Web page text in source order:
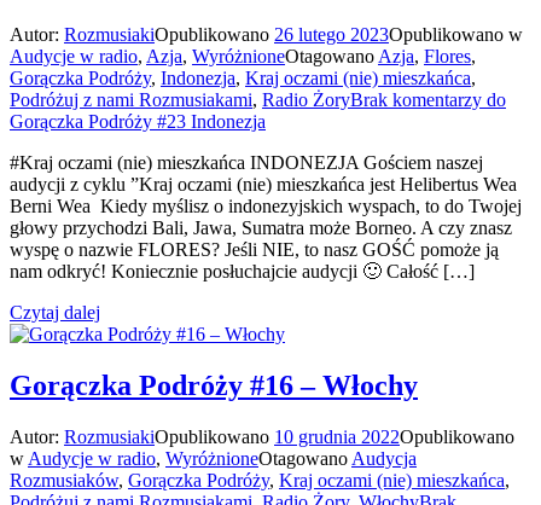
Autor: RozmusiakiOpublikowano 26 lutego 2023Opublikowano w
Audycje w radio, Azja, WyróżnioneOtagowano Azja, Flores,
Gorączka Podróży, Indonezja, Kraj oczami (nie) mieszkańca,
Podróżuj z nami Rozmusiakami, Radio ŻoryBrak komentarzy do
Gorączka Podróży #23 Indonezja
#Kraj oczami (nie) mieszkańca INDONEZJA Gościem naszej
audycji z cyklu ”Kraj oczami (nie) mieszkańca jest Helibertus Wea
Berni Wea Kiedy myślisz o indonezyjskich wyspach, to do Twojej
głowy przychodzi Bali, Jawa, Sumatra może Borneo. A czy znasz
wyspę o nazwie FLORES? Jeśli NIE, to nasz GOŚĆ pomoże ją
nam odkryć! Koniecznie posłuchajcie audycji 🙂 Całość […]
Czytaj dalej
Gorączka Podróży #16 – Włochy
Autor: RozmusiakiOpublikowano 10 grudnia 2022Opublikowano
w Audycje w radio, WyróżnioneOtagowano Audycja
Rozmusiaków, Gorączka Podróży, Kraj oczami (nie) mieszkańca,